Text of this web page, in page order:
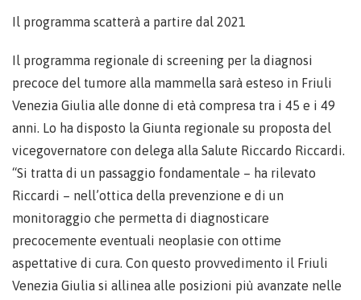
Il programma scatterà a partire dal 2021
Il programma regionale di screening per la diagnosi
precoce del tumore alla mammella sarà esteso in Friuli
Venezia Giulia alle donne di età compresa tra i 45 e i 49
anni. Lo ha disposto la Giunta regionale su proposta del
vicegovernatore con delega alla Salute Riccardo Riccardi.
“Si tratta di un passaggio fondamentale – ha rilevato
Riccardi – nell’ottica della prevenzione e di un
monitoraggio che permetta di diagnosticare
precocemente eventuali neoplasie con ottime
aspettative di cura. Con questo provvedimento il Friuli
Venezia Giulia si allinea alle posizioni più avanzate nelle